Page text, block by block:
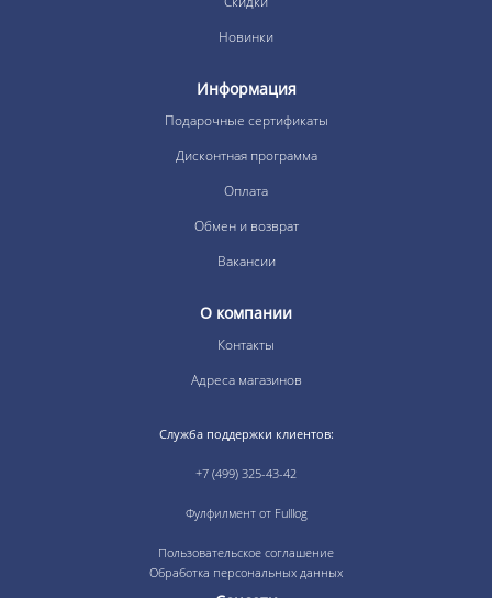
Новинки
Информация
Подарочные сертификаты
Дисконтная программа
Оплата
Обмен и возврат
Вакансии
О компании
Контакты
Адреса магазинов
Служба поддержки клиентов:
+7 (499) 325-43-42
Фулфилмент от Fulllog
Пользовательское соглашение
Обработка персональных данных